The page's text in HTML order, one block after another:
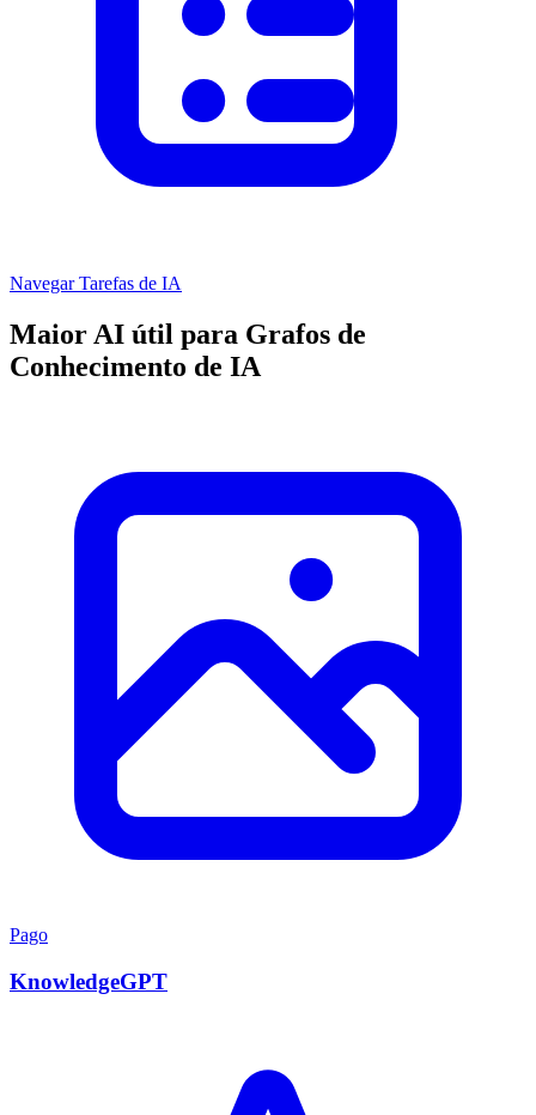
Navegar Tarefas de IA
Maior AI útil para Grafos de
Conhecimento de IA
Pago
KnowledgeGPT